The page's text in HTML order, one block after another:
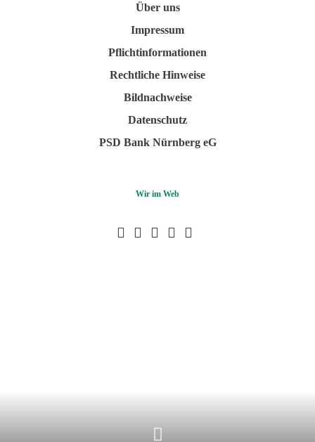
Über uns
Impressum
Pflichtinformationen
Rechtliche Hinweise
Bildnachweise
Datenschutz
PSD Bank Nürnberg eG
Wir im Web
Facebook
YoutubeInstagram
LinkedIn